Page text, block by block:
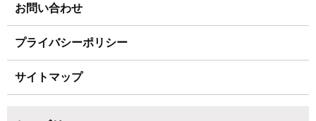
お問い合わせ
プライバシーポリシー
サイトマップ